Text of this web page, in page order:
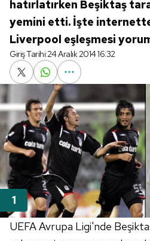
hatırlatırken Beşiktaş
yemini etti. İşte
Liverpool eşleşmesi
Giriş Tarihi:24 Aralık 2014 16:32
UEFA Avrupa Ligi'nde